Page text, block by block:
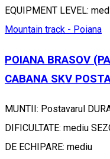
EQUIPMENT LEVEL:
Mountain track - Poiana
POIANA BRASOV
CABANA SKV
MUNTII: Postavarul
DIFICULTATE: mediu
DE ECHIPARE: mediu